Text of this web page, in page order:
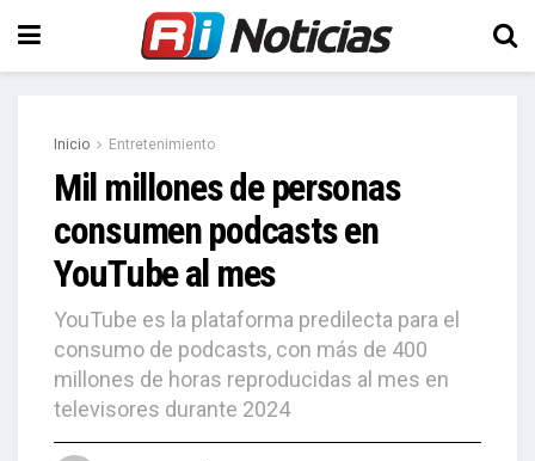
Inicio Entretenimiento
Mil millones de personas
consumen podcasts en
YouTube al mes
YouTube es la plataforma predilecta para el
consumo de podcasts, con más de 400
millones de horas reproducidas al mes en
televisores durante 2024